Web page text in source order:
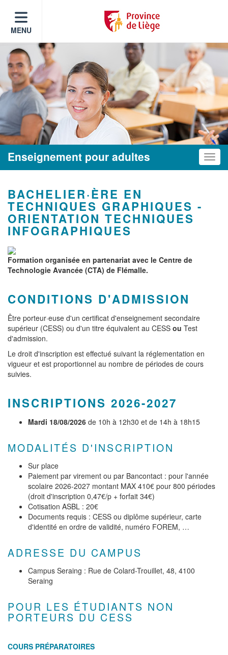
MENU
Enseignement pour adultes
BACHELIER·ÈRE EN
TECHNIQUES GRAPHIQUES -
ORIENTATION TECHNIQUES
INFOGRAPHIQUES
Formation organisée en partenariat avec le Centre de
Technologie Avancée (CTA) de Flémalle.
CONDITIONS D'ADMISSION
Être porteur·euse d'un certificat d'enseignement secondaire
supérieur (CESS) ou d'un titre équivalent au CESS ou Test
d'admission.
Le droit d'inscription est effectué suivant la réglementation en
vigueur et est proportionnel au nombre de périodes de cours
suivies.
INSCRIPTIONS 2026-2027
Mardi 18/08/2026 de 10h à 12h30 et de 14h à 18h15
MODALITÉS D'INSCRIPTION
Sur place
Paiement par virement ou par Bancontact : pour l'année
scolaire 2026-2027 montant MAX 410€ pour 800 périodes
(droit d'inscription 0,47€/p + forfait 34€)
Cotisation ASBL : 20€
Documents requis : CESS ou diplôme supérieur, carte
d'identité en ordre de validité, numéro FOREM, …
ADRESSE DU CAMPUS
Campus Seraing : Rue de Colard-Trouillet, 48, 4100
Seraing
POUR LES ÉTUDIANTS NON
PORTEURS DU CESS
COURS PRÉPARATOIRES